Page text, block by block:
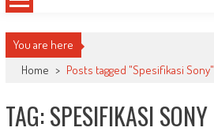
You are here
Home > Posts tagged "Spesifikasi Sony"
TAG: SPESIFIKASI SONY